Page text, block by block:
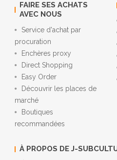
FAIRE SES ACHATS
AVEC NOUS
Service d'achat par
procuration
Enchères proxy
Direct Shopping
Easy Order
Découvrir les places de
marché
Boutiques
recommandées
À PROPOS DE J-